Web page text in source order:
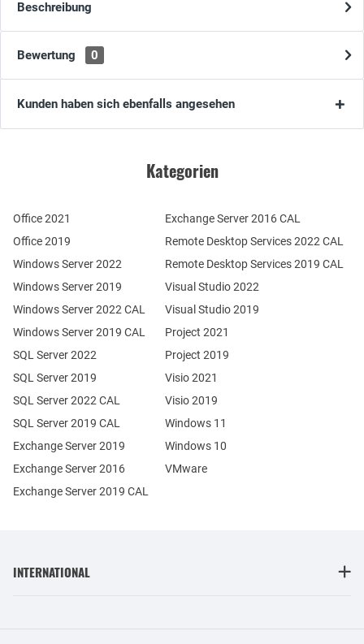
Beschreibung
Bewertung 0
Kunden haben sich ebenfalls angesehen
Kategorien
Office 2021
Office 2019
Windows Server 2022
Windows Server 2019
Exchange Server 2019
Exchange Server 2016
SQL Server 2022
SQL Server 2019
Windows Server 2022 CAL
Windows Server 2019 CAL
SQL Server 2022 CAL
SQL Server 2019 CAL
Remote Desktop Services 2022 CAL
Remote Desktop Services 2019 CAL
Exchange Server 2019 CAL
Exchange Server 2016 CAL
Visual Studio 2022
Visual Studio 2019
Project 2021
Project 2019
Visio 2021
Visio 2019
Windows 11
Windows 10
VMware
INTERNATIONAL